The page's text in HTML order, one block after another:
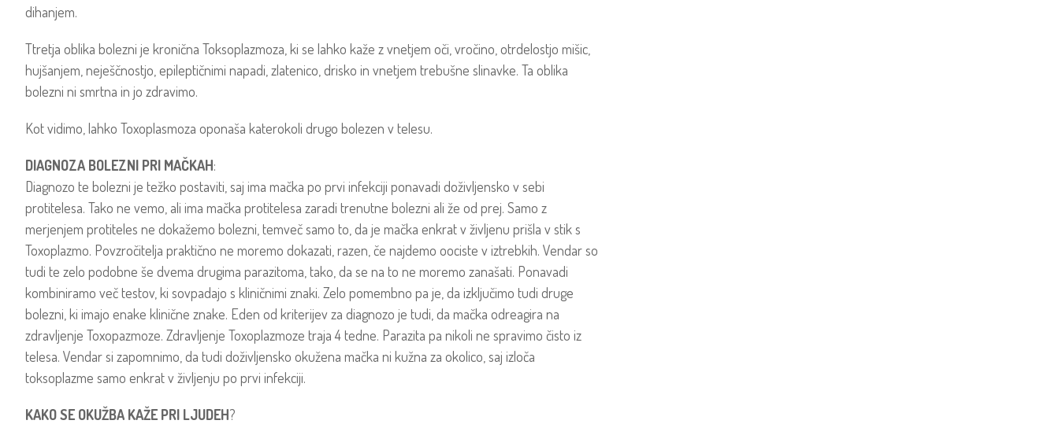
dihanjem.
Ttretja oblika bolezni je kronična Toksoplazmoza, ki se lahko kaže z vnetjem oči, vročino, otrdelostjo mišic,
hujšanjem, neješčnostjo, epileptičnimi napadi, zlatenico, drisko in vnetjem trebušne slinavke. Ta oblika
bolezni ni smrtna in jo zdravimo.
Kot vidimo, lahko Toxoplasmoza oponaša katerokoli drugo bolezen v telesu.
DIAGNOZA BOLEZNI PRI MAČKAH:
Diagnozo te bolezni je težko postaviti, saj ima mačka po prvi infekciji ponavadi doživljensko v sebi
protitelesa. Tako ne vemo, ali ima mačka protitelesa zaradi trenutne bolezni ali že od prej. Samo z
merjenjem protiteles ne dokažemo bolezni, temveč samo to, da je mačka enkrat v življenu prišla v stik s
Toxoplazmo. Povzročitelja praktično ne moremo dokazati, razen, če najdemo oociste v iztrebkih. Vendar so
tudi te zelo podobne še dvema drugima parazitoma, tako, da se na to ne moremo zanašati. Ponavadi
kombiniramo več testov, ki sovpadajo s kliničnimi znaki. Zelo pomembno pa je, da izključimo tudi druge
bolezni, ki imajo enake klinične znake. Eden od kriterijev za diagnozo je tudi, da mačka odreagira na
zdravljenje Toxopazmoze. Zdravljenje Toxoplazmoze traja 4 tedne. Parazita pa nikoli ne spravimo čisto iz
telesa. Vendar si zapomnimo, da tudi doživljensko okužena mačka ni kužna za okolico, saj izloča
toksoplazme samo enkrat v življenju po prvi infekciji.
KAKO SE OKUŽBA KAŽE PRI LJUDEH?